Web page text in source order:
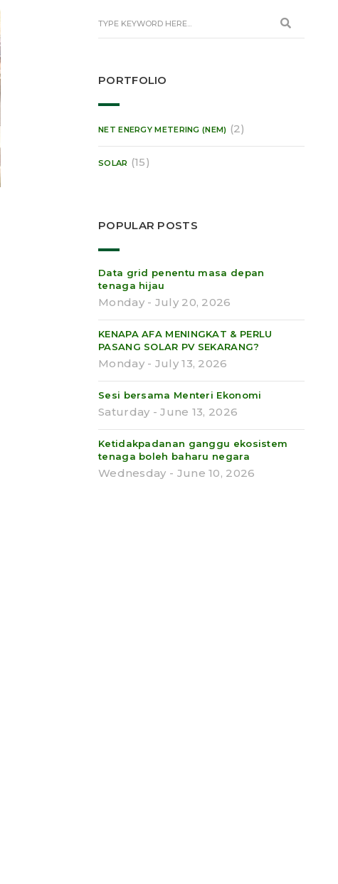
PORTFOLIO
NET ENERGY METERING (NEM) (2)
SOLAR (15)
POPULAR POSTS
Data grid penentu masa depan
tenaga hijau
Monday - July 20, 2026
KENAPA AFA MENINGKAT & PERLU
PASANG SOLAR PV SEKARANG?
Monday - July 13, 2026
Sesi bersama Menteri Ekonomi
Saturday - June 13, 2026
Ketidakpadanan ganggu ekosistem
tenaga boleh baharu negara
Wednesday - June 10, 2026